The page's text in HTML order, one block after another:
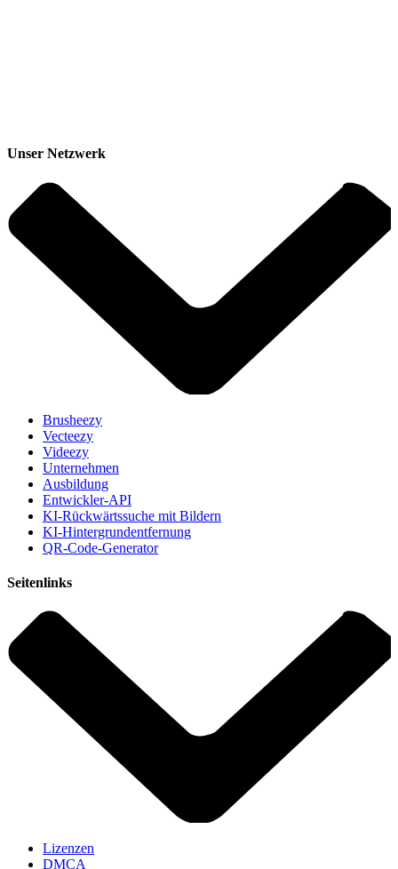
Unser Netzwerk
Brusheezy
Vecteezy
Videezy
Unternehmen
Ausbildung
Entwickler-API
KI-Rückwärtssuche mit Bildern
KI-Hintergrundentfernung
QR-Code-Generator
Seitenlinks
Lizenzen
DMCA